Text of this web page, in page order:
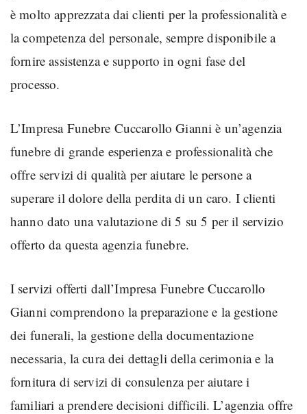
è molto apprezzata dai clienti per la professionalità e
la competenza del personale, sempre disponibile a
fornire assistenza e supporto in ogni fase del
processo.
L’Impresa Funebre Cuccarollo Gianni è un’agenzia
funebre di grande esperienza e professionalità che
offre servizi di qualità per aiutare le persone a
superare il dolore della perdita di un caro. I clienti
hanno dato una valutazione di 5 su 5 per il servizio
offerto da questa agenzia funebre.
I servizi offerti dall’Impresa Funebre Cuccarollo
Gianni comprendono la preparazione e la gestione
dei funerali, la gestione della documentazione
necessaria, la cura dei dettagli della cerimonia e la
fornitura di servizi di consulenza per aiutare i
familiari a prendere decisioni difficili. L’agenzia offre